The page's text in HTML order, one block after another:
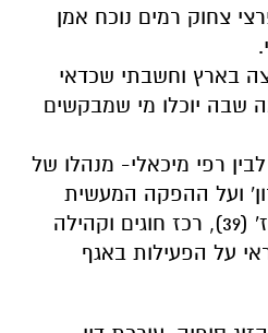
צחוק רמים נוכח אמן
בארץ וחשבתי שכדאי
שבה יוכלו מי שמבקשים
רפי מיכאלי- מנהלו של
ועל ההפקה המעשית
לאירוע הופקד עומר גדז' (39), רכז חוגים וקהילה
על הפעילות באגף